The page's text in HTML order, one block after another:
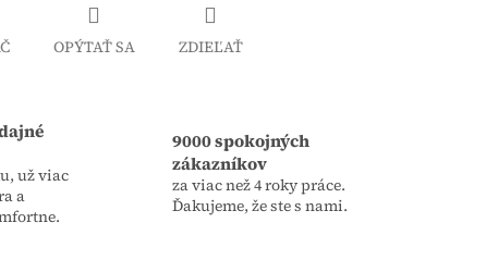
OPÝTAŤ SA ZDIEĽAŤ
už viac
a
9000 spokojných
zákazníkov
za viac než 4 roky práce.
Ďakujeme, že ste s nami.